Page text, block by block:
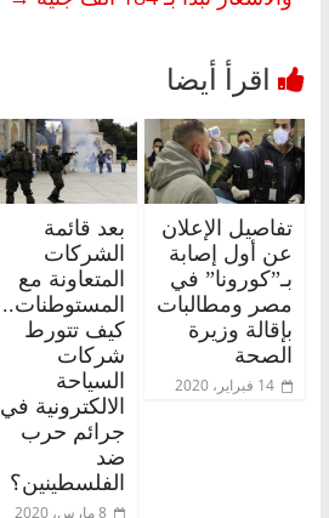
تفاصيل الإعلان
عن أول إصابة
بـ”كورونا” في
مصر ومطالبات
بإقالة وزيرة
الصحة
14 فبراير، 2020
بعد قائمة
الشركات
المتعاونة مع
المستوطنات..
كيف تتورط
شركات
السياحة
الالكترونية في
جرائم حرب
ضد
الفلسطينين؟
8 مارس، 2020